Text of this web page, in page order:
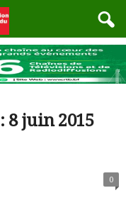
8 juin 2015
0